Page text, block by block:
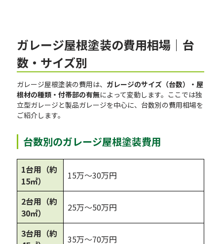
ガレージ屋根塗装の費用相場｜台
数・サイズ別
ガレージ屋根塗装の費用は、 ガレージのサイズ（台数）・屋
根材の種類・付帯部の有無によって変動します。ここでは独
立型ガレージと製品ガレージを中心に、台数別の費用相場を
ご紹介します。
台数別のガレージ屋根塗装費用
1台用（約
15㎡）
15万〜30万円
2台用（約
30㎡）
25万〜50万円
3台用（約
35万〜70万円